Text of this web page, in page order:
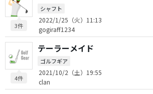
3件
シャフト
2022/1/25（火）11:13
gogiraff1234
4件
テーラーメイド
ゴルフギア
2021/10/2（土）19:55
clan